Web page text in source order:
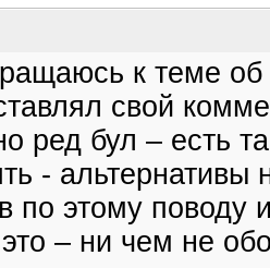
к теме об
свой
ред бул – есть
- альтернативы
по этому поводу
– ни чем не